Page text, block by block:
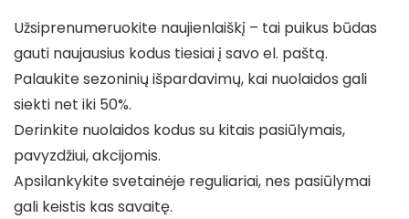
Užsiprenumeruokite naujienlaiškį – tai puikus būdas
gauti naujausius kodus tiesiai į savo el. paštą.
Palaukite sezoninių išpardavimų, kai nuolaidos gali
siekti net iki 50%.
Derinkite nuolaidos kodus su kitais pasiūlymais,
pavyzdžiui, akcijomis.
Apsilankykite svetainėje reguliariai, nes pasiūlymai
gali keistis kas savaitę.